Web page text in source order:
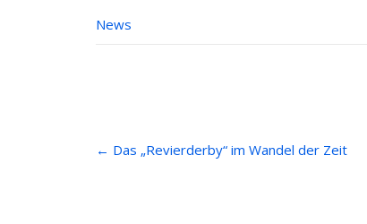
News
navigation
← Das „Revierderby“ im Wandel der Zeit